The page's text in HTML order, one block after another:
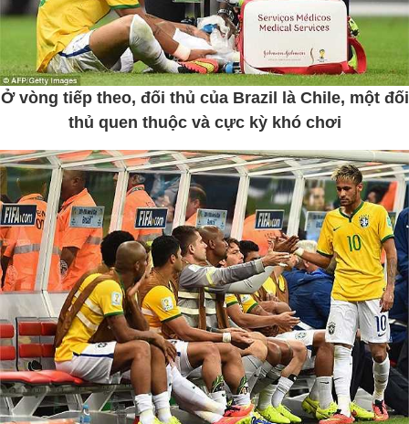
Ở vòng tiếp theo, đối thủ của Brazil là Chile, một đối
thủ quen thuộc và cực kỳ khó chơi